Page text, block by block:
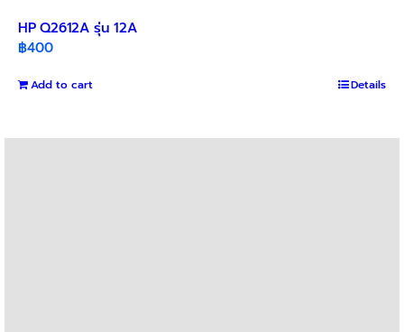
HP Q2612A รุ่น 12A
฿400
Add to cart Details